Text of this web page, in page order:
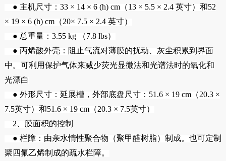
● 主机尺寸：33 × 14 × 6 (h) cm（13 × 5.5 × 2.4 英寸）和52
× 19 × 6 (h) cm（20× 7.5 × 2.4 英寸）
● 总重量：3.55 kg （7.8 lbs）
● 丙烯酸外壳：阻止气流对薄膜的扰动、灰尘积累到界面
中。可利用保护气体来减少荧光显微法和光谱法时的氧化和
光漂白
● 外形尺寸：延展槽，外部底盘尺寸：51.6 × 19 cm（20.3 ×
7.5英寸）和51.6 × 19 cm（20.3 × 7.5英寸）
2、膜面积的控制
● 栏障：由亲水惰性聚合物（聚甲醛树脂）制成。也可定制
聚四氟乙烯制成的疏水栏障。